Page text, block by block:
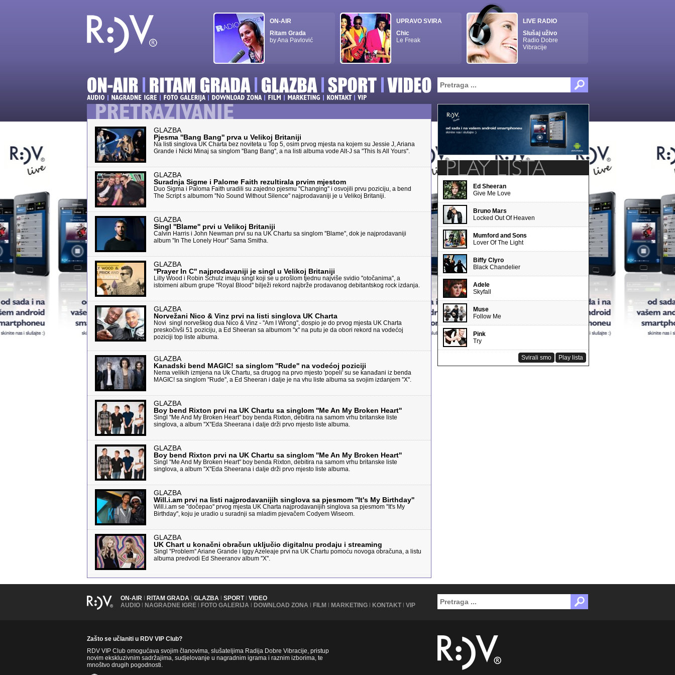
ON-AIR
Ritam Grada
by Ana Pavlović
UPRAVO SVIRA
Chic
Le Freak
LIVE RADIO
Slušaj uživo
Radio Dobre
Vibracije
GLAZBA
Pjesma ''Bang Bang'' prva u Velikoj Britaniji
Na listi singlova UK Charta bez noviteta u Top 5, osim prvog mjesta na kojem su Jessie J, Ariana
Grande i Nicki Minaj sa singlom ''Bang Bang'', a na listi albuma vode Alt-J sa ''This Is All Yours''.
GLAZBA
Suradnja Sigme i Palome Faith rezultirala prvim mjestom
Duo Sigma i Paloma Faith uradili su zajedno pjesmu ''Changing'' i osvojili prvu poziciju, a bend
The Script s albumom ''No Sound Without Silence'' najprodavaniji je u Velikoj Britaniji.
GLAZBA
Singl ''Blame'' prvi u Velikoj Britaniji
Calvin Harris i John Newman prvi su na UK Chartu sa singlom ''Blame'', dok je najprodavaniji
album ''In The Lonely Hour'' Sama Smitha.
GLAZBA
''Prayer In C'' najprodavaniji je singl u Velikoj Britaniji
Lilly Wood i Robin Schulz imaju singl koji se u prošlom tjednu najviše svidio ''otočanima'', a
istoimeni album grupe ''Royal Blood'' bilježi rekord najbrže prodavanog debitantskog rock izdanja.
GLAZBA
Norvežani Nico & Vinz prvi na listi singlova UK Charta
Novi singl norveškog dua Nico & Vinz - ''Am I Wrong'', dospio je do prvog mjesta UK Charta
preskočivši 51 poziciju, a Ed Sheeran sa albumom ''x'' na putu je da obori rekord na vodećoj
poziciji top liste albuma.
GLAZBA
Kanadski bend MAGIC! sa singlom ''Rude'' na vodećoj poziciji
Nema velikih izmjena na Uk Chartu, sa drugog na prvo mjesto 'popeli' su se kanađani iz benda
MAGIC! sa singlom ''Rude'', a Ed Sheeran i dalje je na vhu liste albuma sa svojim izdanjem ''X''.
GLAZBA
Boy bend Rixton prvi na UK Chartu sa singlom ''Me An My Broken Heart''
Singl "Me And My Broken Heart" boy benda Rixton, debitira na samom vrhu britanske liste
singlova, a album ''X''Eda Sheerana i dalje drži prvo mjesto liste albuma.
GLAZBA
Boy bend Rixton prvi na UK Chartu sa singlom ''Me An My Broken Heart''
Singl "Me And My Broken Heart" boy benda Rixton, debitira na samom vrhu britanske liste
singlova, a album ''X''Eda Sheerana i dalje drži prvo mjesto liste albuma.
GLAZBA
Will.i.am prvi na listi najprodavanijih singlova sa pjesmom ''It's My Birthday''
Will.i.am se ''dočepao'' prvog mjesta UK Charta najprodavanijih singlova sa pjesmom ''It's My
Birthday'', koju je uradio u suradnji sa mladim pjevačem Codyem Wiseom.
GLAZBA
UK Chart u konačni obračun uključio digitalnu prodaju i streaming
Singl ''Problem'' Ariane Grande i Iggy Azeleaje prvi na UK Chartu pomoću novoga obračuna, a listu
albuma predvodi Ed Sheeranov album ''X''.
Ed Sheeran
Give Me Love
Bruno Mars
Locked Out Of Heaven
Mumford and Sons
Lover Of The Light
Biffy Clyro
Black Chandelier
Adele
Skyfall
Muse
Follow Me
Pink
Try
Play lista
Svirali smo
ON-AIR | RITAM GRADA | GLAZBA | SPORT | VIDEO
AUDIO | NAGRADNE IGRE | FOTO GALERIJA | DOWNLOAD ZONA | FILM | MARKETING | KONTAKT | VIP
Zašto se učlaniti u RDV VIP Club?
RDV VIP Club omogućava svojim članovima, slušateljima Radija Dobre Vibracije, pristup
novim ekskluzivnim sadržajima, sudjelovanje u nagradnim igrama i raznim izborima, te
mnoštvo drugih pogodnosti.